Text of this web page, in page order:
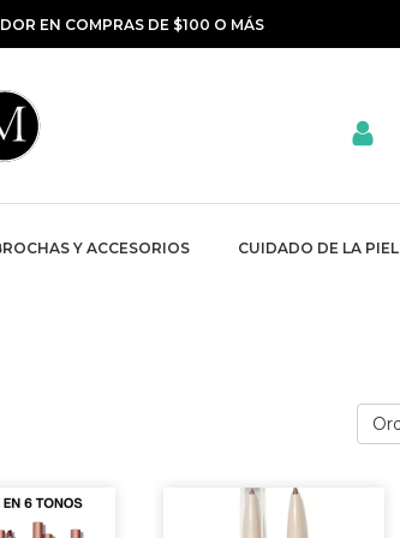
EN COMPRAS DE $100 O MÁS
Y ACCESORIOS CUIDADO DE LA PIEL